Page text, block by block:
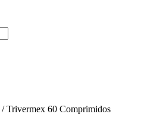
/ Trivermex 60 Comprimidos